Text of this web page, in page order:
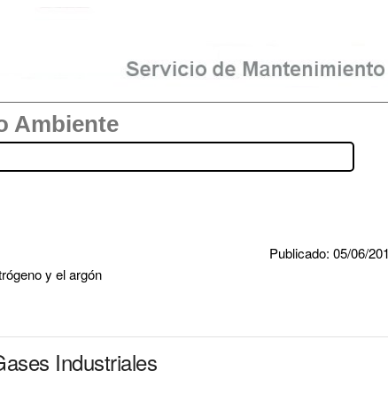
Ambiente
Publicado: 05/06/
y el argón
Industriales